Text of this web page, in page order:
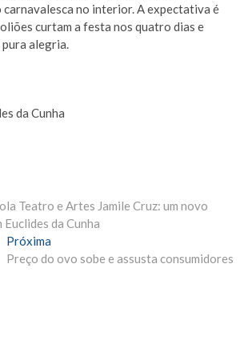
no interior. A expectativa é
curtam a festa nos quatro dias e
pura alegria.
da Cunha
Teatro e Artes Jamile Cruz: um novo
da Cunha
PróximaPróxima
Materia:
Preço do ovo sobe e assusta consumidores